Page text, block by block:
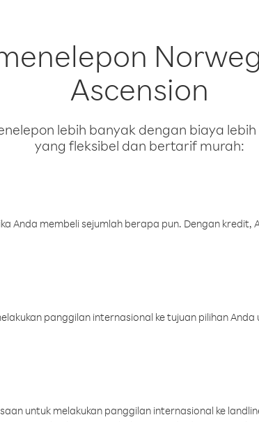
Ascension
lebih banyak dengan biaya
yang fleksibel dan bertarif murah:
Anda membeli sejumlah berapa pun. Dengan kredit,
panggilan internasional ke tujuan pilihan
untuk melakukan panggilan internasional ke